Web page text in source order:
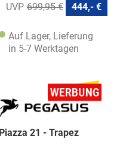
699,95 € 444,- €
Auf Lager, Lieferung
in 5-7 Werktagen
Piazza 21 - Trapez